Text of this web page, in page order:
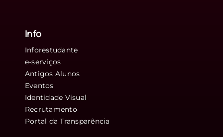
Info
Inforestudante
e-serviços
Antigos Alunos
Eventos
Identidade Visual
Recrutamento
Portal da Transparência